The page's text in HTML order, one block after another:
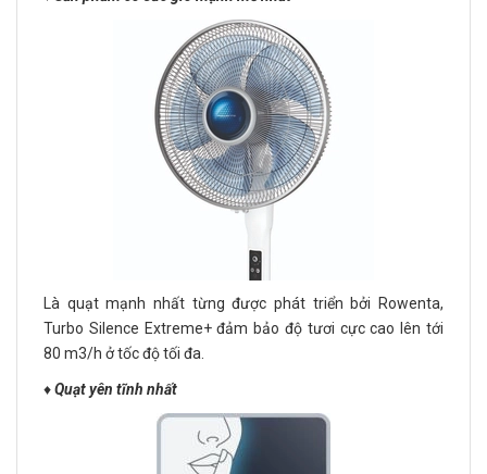
Là quạt mạnh nhất từng được phát triển bởi Rowenta,
Turbo Silence Extreme+ đảm bảo độ tươi cực cao lên tới
80 m3/h ở tốc độ tối đa.
♦️Quạt yên tĩnh nhất